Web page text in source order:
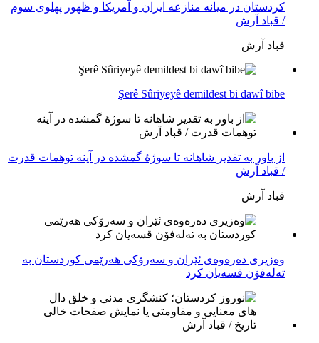
کردستان در میانه منازعە ایران و آمریکا و ظهور پهلوی سوم
/ قباد آرش
قباد آرش
Şerê Sûriyeyê demildest bi dawî bibe
از باور بە تقدیر شاهانه تا سوژهٔ گمشده در آینه توهمات قدرت
/ قباد آرش
قباد آرش
وەزیری دەرەوەی ئێران و سەرۆکی هەرێمی کوردستان بە
تەلەفۆن قسەیان کرد